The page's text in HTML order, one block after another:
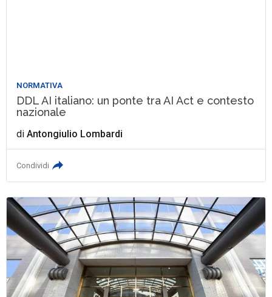
NORMATIVA
DDL AI italiano: un ponte tra AI Act e contesto
nazionale
diAntongiulio Lombardi
Condividi